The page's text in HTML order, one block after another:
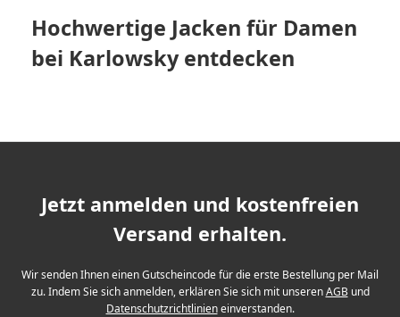
Hochwertige Jacken für Damen
bei Karlowsky entdecken
Jetzt anmelden und kostenfreien
Versand erhalten.
Wir senden Ihnen einen Gutscheincode für die erste Bestellung per Mail
zu. Indem Sie sich anmelden, erklären Sie sich mit unserenAGBund
Datenschutzrichtlinieneinverstanden.